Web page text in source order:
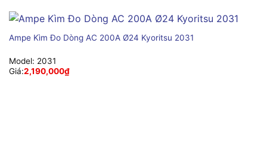
Ampe Kìm Đo Dòng AC 200A Ø24 Kyoritsu 2031
Model: 2031
Giá:2,190,000₫